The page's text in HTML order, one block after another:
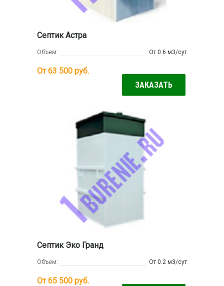
Септик Астра
Объем: От 0.6 м3/сут
От 63 500 руб.
ЗАКАЗАТЬ
Септик Эко Гранд
Объем: От 0.2 м3/сут
От 65 500 руб.